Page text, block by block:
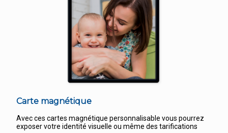
Carte magnétique
Avec ces cartes magnétique personnalisable vous pourrez
exposer votre identité visuelle ou même des tarifications